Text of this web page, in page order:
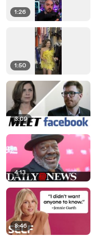
1:26
1:50
3:09
4:13
8:46